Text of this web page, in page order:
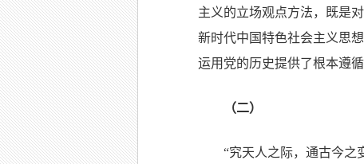
主义的立场观点方法，既是
新时代中国特色社会主义思
运用党的历史提供了根本遵循
（二）
“究天人之际，通古今之